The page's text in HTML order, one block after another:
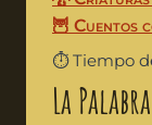
🦉 Cuentos
⏱️ Tiempo
La